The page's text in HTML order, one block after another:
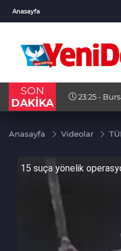
Anasayfa
VND
0,0018
SON
DAKİKA
23:25 -
Anasayfa Videolar